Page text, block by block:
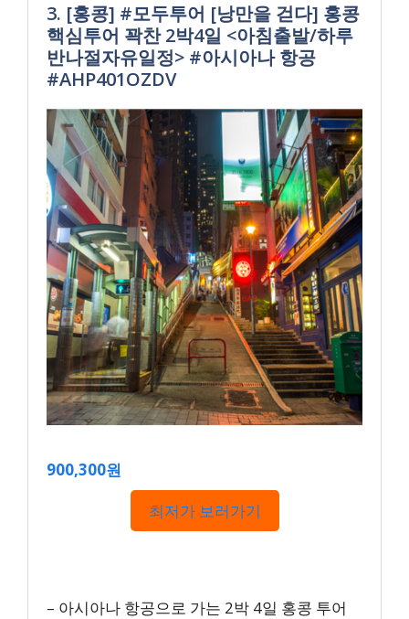
3. [홍콩] #모두투어 [낭만을 걷다] 홍콩
핵심투어 꽉찬 2박4일 <아침출발/하루
반나절자유일정> #아시아나 항공
#AHP401OZDV
900,300원
최저가 보러가기
– 아시아나 항공으로 가는 2박 4일 홍콩 투어